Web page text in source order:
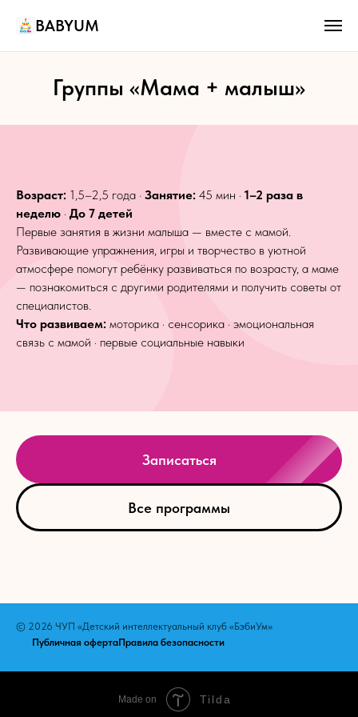
BABYUM
Группы «Мама + малыш»
Возраст: 1,5–2,5 года · Занятие: 45 мин · 1–2 раза в
неделю · До 7 детей
Первые занятия в жизни малыша — вместе с мамой.
Развивающие упражнения, игры и творчество в уютной
атмосфере помогут ребёнку развиваться по возрасту, а маме
— познакомиться с другими родителями и получить советы от
специалистов.
Что развиваем: моторика · сенсорика · эмоциональная
связь с мамой · первые социальные навыки
Записаться
Все программы
© 2026 ЧУП «Детский интеллектуальный клуб «БэбиУм»
Публичная офертаПравила безопасности
Made on Tilda